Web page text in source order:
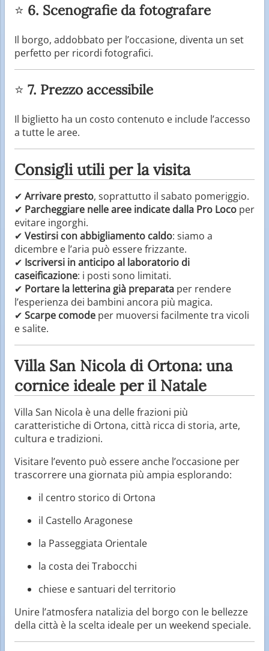
⭐ 6. Scenografie da fotografare
Il borgo, addobbato per l’occasione, diventa un set
perfetto per ricordi fotografici.
⭐ 7. Prezzo accessibile
Il biglietto ha un costo contenuto e include l’accesso
a tutte le aree.
Consigli utili per la visita
✔ Arrivare presto, soprattutto il sabato pomeriggio.
✔ Parcheggiare nelle aree indicate dalla Pro Loco per
evitare ingorghi.
✔ Vestirsi con abbigliamento caldo: siamo a
dicembre e l’aria può essere frizzante.
✔ Iscriversi in anticipo al laboratorio di
caseificazione: i posti sono limitati.
✔ Portare la letterina già preparata per rendere
l’esperienza dei bambini ancora più magica.
✔ Scarpe comode per muoversi facilmente tra vicoli
e salite.
Villa San Nicola di Ortona: una
cornice ideale per il Natale
Villa San Nicola è una delle frazioni più
caratteristiche di Ortona, città ricca di storia, arte,
cultura e tradizioni.
Visitare l’evento può essere anche l’occasione per
trascorrere una giornata più ampia esplorando:
il centro storico di Ortona
il Castello Aragonese
la Passeggiata Orientale
la costa dei Trabocchi
chiese e santuari del territorio
Unire l’atmosfera natalizia del borgo con le bellezze
della città è la scelta ideale per un weekend speciale.